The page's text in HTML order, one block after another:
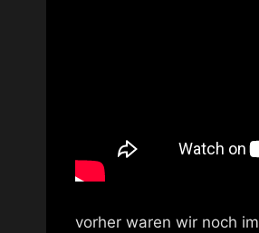
vorher waren wir noch